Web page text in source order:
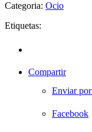
Categoria: Ocio
Etiquetas:
Compartir
Enviar
Facebook